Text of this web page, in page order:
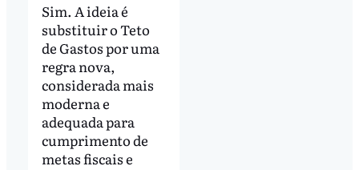
Sim. A ideia é
substituir o Teto
de Gastos por uma
regra nova,
considerada mais
moderna e
adequada para
cumprimento de
metas fiscais e